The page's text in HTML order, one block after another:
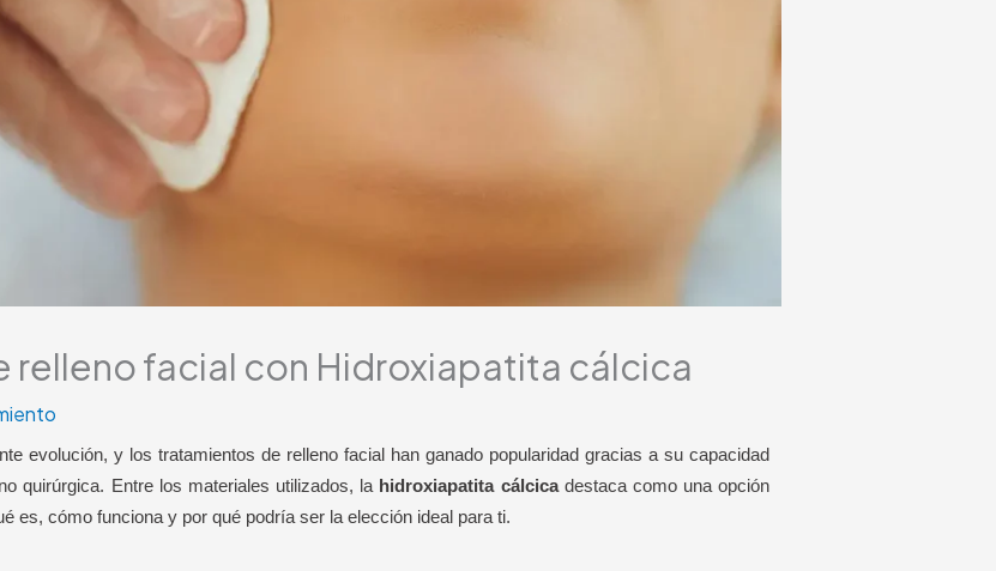
relleno facial con Hidroxiapatita cálcica
evolución, y los tratamientos de relleno facial han ganado popularidad gracias a su capacidad
quirúrgica. Entre los materiales utilizados, la hidroxiapatita cálcicadestaca como una opción
es, cómo funciona y por qué podría ser la elección ideal para ti.